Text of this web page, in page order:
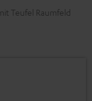
Teufel Raumfeld